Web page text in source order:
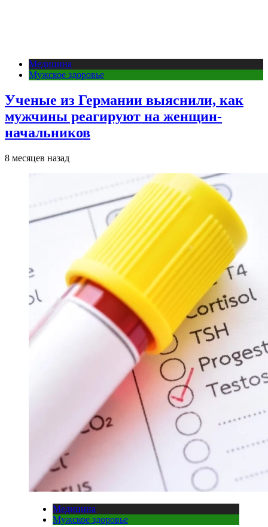
Медицина
Мужское здоровье
Ученые из Германии выяснили, как
мужчины реагируют на женщин-
начальников
8 месяцев назад
Медицина
Мужское здоровье